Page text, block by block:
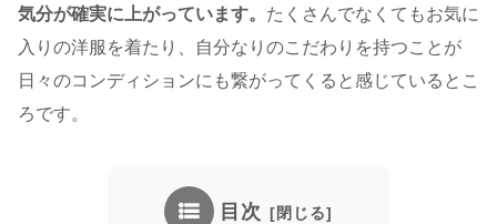
気分が確実に上がっています。 たくさんでなくてもお気に
入りの洋服を着たり、自分なりのこだわりを持つことが
日々のコンディションにも繋がってくると感じているとこ
ろです。
目次